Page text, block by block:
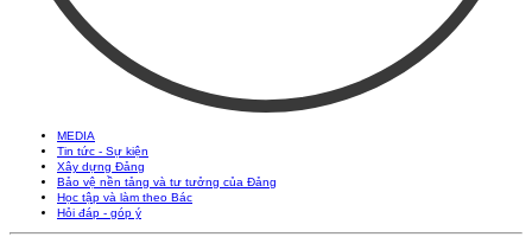
MEDIA
Tin tức - Sự kiện
Xây dựng Đảng
Bảo vệ nền tảng và tư tưởng của Đảng
Học tập và làm theo Bác
Hỏi đáp - góp ý